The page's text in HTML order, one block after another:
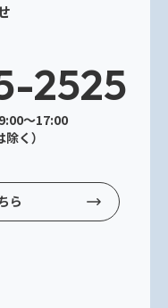
2525
～17:00
く）
ら